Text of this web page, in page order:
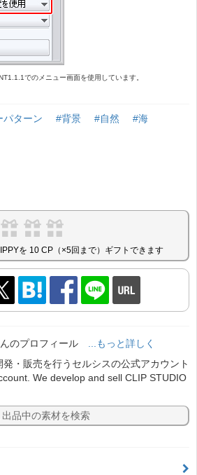
でのメニュー画面を使用しています。
パターン #背景 #自然
#海
を 10 CP（×5回まで）ギフトできます
のプロフィール
...もっと詳しく
・販売を行うセルシスの公式アカウント
We develop and sell CLIP STUDIO
出品中の素材を検索